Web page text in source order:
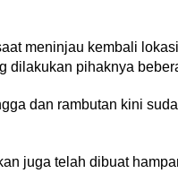
meninjau kembali
dilakukan pihaknya
dan rambutan kini
juga telah dibuat